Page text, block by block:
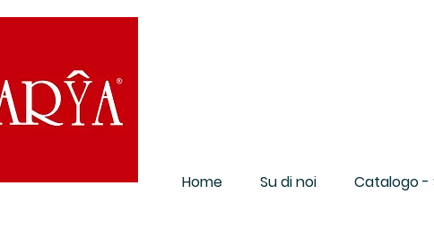
Home Su di noi Catalogo -